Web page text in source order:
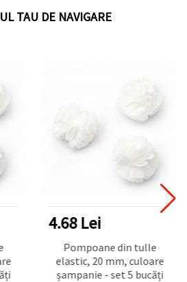
TAU DE NAVIGARE
4.68 Lei
Pompoane din tulle
elastic, 20 mm, culoare
șampanie - set 5 bucăți